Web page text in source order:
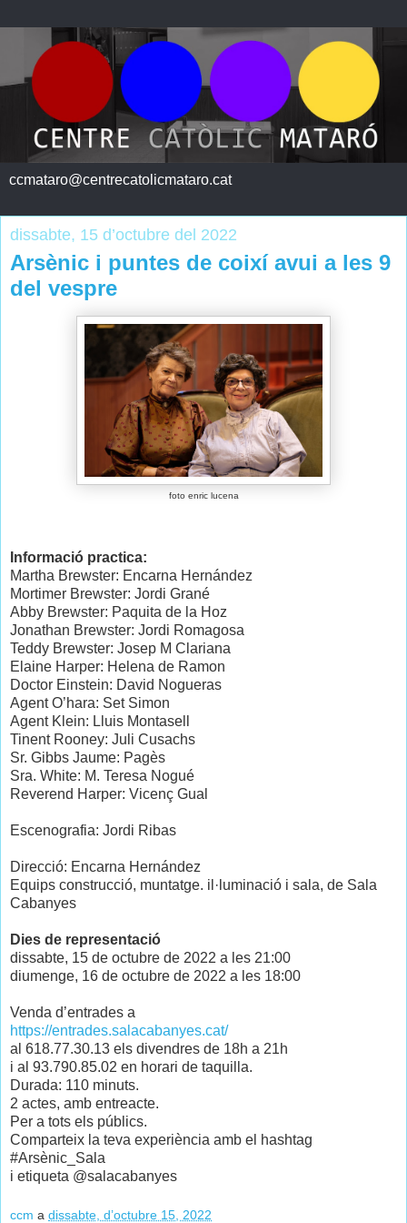
ccmataro@centrecatolicmataro.cat
dissabte, 15 d’octubre del 2022
Arsènic i puntes de coixí avui a les 9
del vespre
foto enric lucena
Informació practica:
Martha Brewster: Encarna Hernández
Mortimer Brewster: Jordi Grané
Abby Brewster: Paquita de la Hoz
Jonathan Brewster: Jordi Romagosa
Teddy Brewster: Josep M Clariana
Elaine Harper: Helena de Ramon
Doctor Einstein: David Nogueras
Agent O’hara: Set Simon
Agent Klein: Lluis Montasell
Tinent Rooney: Juli Cusachs
Sr. Gibbs Jaume: Pagès
Sra. White: M. Teresa Nogué
Reverend Harper: Vicenç Gual
Escenografia: Jordi Ribas
Direcció: Encarna Hernández
Equips construcció, muntatge. il·luminació i sala, de Sala
Cabanyes
Dies de representació
dissabte, 15 de octubre de 2022 a les 21:00
diumenge, 16 de octubre de 2022 a les 18:00
Venda d’entrades a
https://entrades.salacabanyes.cat/
al 618.77.30.13 els divendres de 18h a 21h
i al 93.790.85.02 en horari de taquilla.
Durada: 110 minuts.
2 actes, amb entreacte.
Per a tots els públics.
Comparteix la teva experiència amb el hashtag
#Arsènic_Sala
i etiqueta @salacabanyes
ccm a dissabte, d’octubre 15, 2022